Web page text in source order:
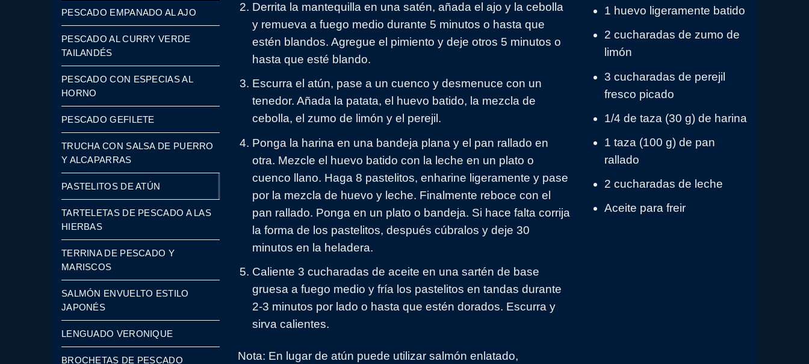
PESCADO EMPANADO AL AJO
PESCADO AL CURRY VERDE
TAILANDÉS
PESCADO CON ESPECIAS AL
HORNO
PESCADO GEFILETE
TRUCHA CON SALSA DE PUERRO
Y ALCAPARRAS
PASTELITOS DE ATÚN
TARTELETAS DE PESCADO A LAS
HIERBAS
TERRINA DE PESCADO Y
MARISCOS
SALMÓN ENVUELTO ESTILO
JAPONÉS
LENGUADO VERONIQUE
BROCHETAS DE PESCADO
Derrita la mantequilla en una satén, añada el ajo y la cebolla
y remueva a fuego medio durante 5 minutos o hasta que
estén blandos. Agregue el pimiento y deje otros 5 minutos o
hasta que esté blando.
Escurra el atún, pase a un cuenco y desmenuce con un
tenedor. Añada la patata, el huevo batido, la mezcla de
cebolla, el zumo de limón y el perejil.
Ponga la harina en una bandeja plana y el pan rallado en
otra. Mezcle el huevo batido con la leche en un plato o
cuenco llano. Haga 8 pastelitos, enharine ligeramente y pase
por la mezcla de huevo y leche. Finalmente reboce con el
pan rallado. Ponga en un plato o bandeja. Si hace falta corrija
la forma de los pastelitos, después cúbralos y deje 30
minutos en la heladera.
Caliente 3 cucharadas de aceite en una sartén de base
gruesa a fuego medio y fría los pastelitos en tandas durante
2-3 minutos por lado o hasta que estén dorados. Escurra y
sirva calientes.
Nota: En lugar de atún puede utilizar salmón enlatado,
1 huevo ligeramente batido
2 cucharadas de zumo de
limón
3 cucharadas de perejil
fresco picado
1/4 de taza (30 g) de harina
1 taza (100 g) de pan
rallado
2 cucharadas de leche
Aceite para freir